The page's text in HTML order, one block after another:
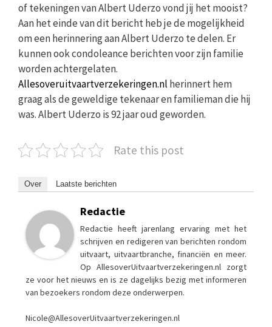
of tekeningen van Albert Uderzo vond jij het mooist?
Aan het einde van dit bericht heb je de mogelijkheid
om een herinnering aan Albert Uderzo te delen. Er
kunnen ook condoleance berichten voor zijn familie
worden achtergelaten.
Allesoveruitvaartverzekeringen.nl herinnert hem
graag als de geweldige tekenaar en familieman die hij
was. Albert Uderzo is 92 jaar oud geworden.
Rate this post
Over Laatste berichten
Redactie
Redactie heeft jarenlang ervaring met het
schrijven en redigeren van berichten rondom
uitvaart, uitvaartbranche, financiën en meer.
Op AllesoverUitvaartverzekeringen.nl zorgt
ze voor het nieuws en is ze dagelijks bezig met informeren
van bezoekers rondom deze onderwerpen.
Nicole@AllesoverUitvaartverzekeringen.nl